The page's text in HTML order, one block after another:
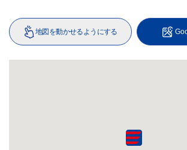
地図を動かせるようにする